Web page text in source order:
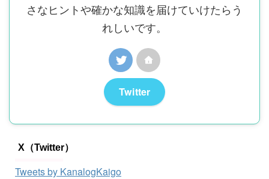
さなヒントや確かな知識を届けていけたらう
れしいです。
Twitter
X（Twitter）
Tweets by KanalogKaigo